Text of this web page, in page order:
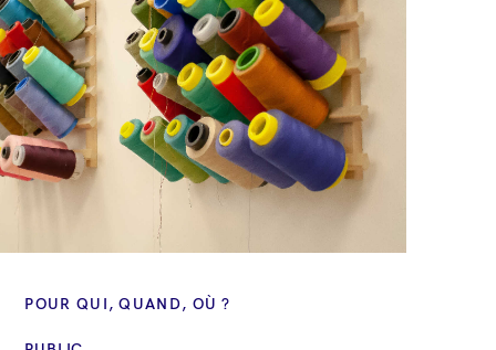
POUR QUI, QUAND, OÙ ?